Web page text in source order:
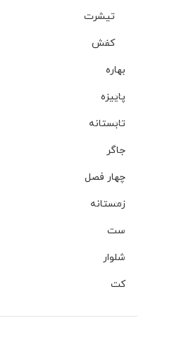
تیشرت
کفش
بهاره
پاییزه
تابستانه
جاگر
چهار فصل
زمستانه
ست
شلوار
کت